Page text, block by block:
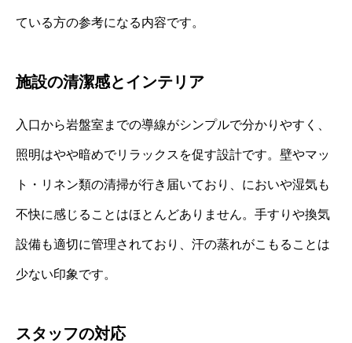
ている方の参考になる内容です。
施設の清潔感とインテリア
入口から岩盤室までの導線がシンプルで分かりやすく、
照明はやや暗めでリラックスを促す設計です。壁やマッ
ト・リネン類の清掃が行き届いており、においや湿気も
不快に感じることはほとんどありません。手すりや換気
設備も適切に管理されており、汗の蒸れがこもることは
少ない印象です。
スタッフの対応